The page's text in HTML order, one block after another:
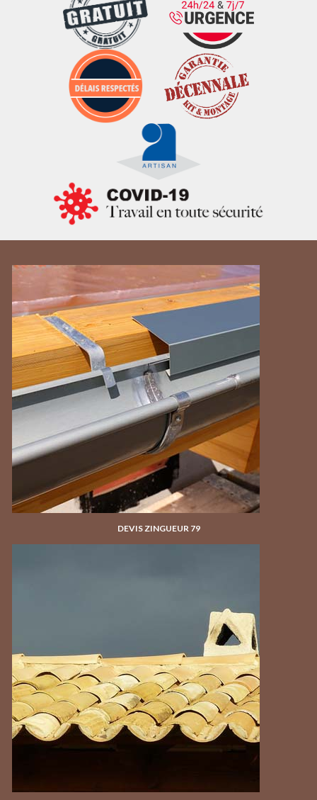
DEVIS ZINGUEUR 79